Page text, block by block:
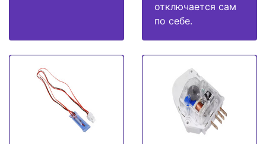
отключается сам
по себе.